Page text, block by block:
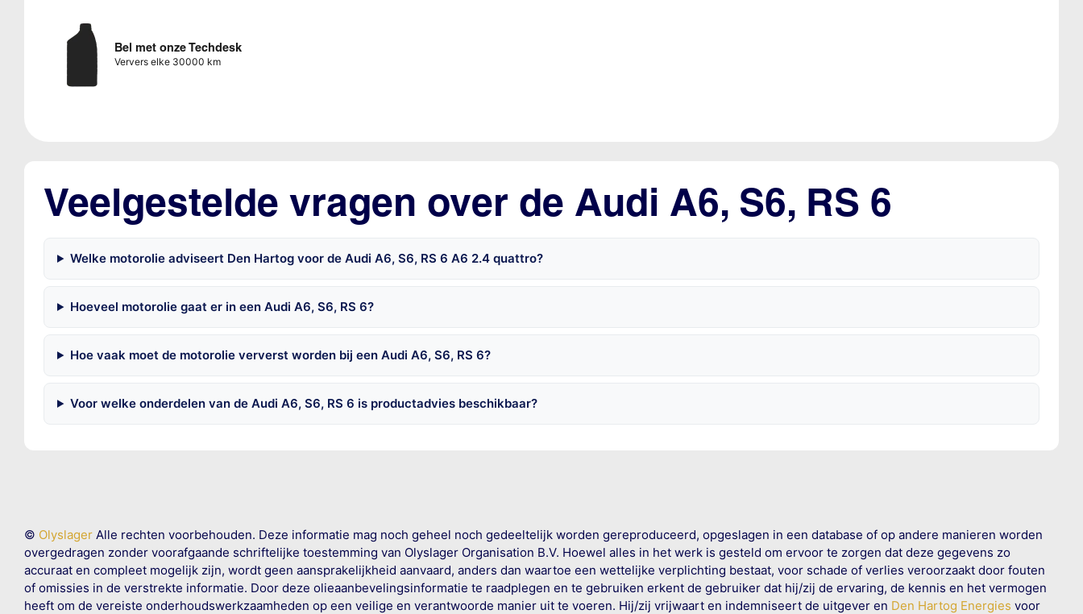
Bel met onze Techdesk
Ververs elke 30000 km
Veelgestelde vragen over de Audi A6, S6, RS 6
Welke motorolie adviseert Den Hartog voor de Audi A6, S6, RS 6 A6 2.4 quattro?
Hoeveel motorolie gaat er in een Audi A6, S6, RS 6?
Hoe vaak moet de motorolie ververst worden bij een Audi A6, S6, RS 6?
Voor welke onderdelen van de Audi A6, S6, RS 6 is productadvies beschikbaar?
© OlyslagerAlle rechten voorbehouden. Deze informatie mag noch geheel noch gedeeltelijk worden gereproduceerd, opgeslagen in een database of op andere manieren worden
overgedragen zonder voorafgaande schriftelijke toestemming van Olyslager Organisation B.V. Hoewel alles in het werk is gesteld om ervoor te zorgen dat deze gegevens zo
accuraat en compleet mogelijk zijn, wordt geen aansprakelijkheid aanvaard, anders dan waartoe een wettelijke verplichting bestaat, voor schade of verlies veroorzaakt door fouten
of omissies in de verstrekte informatie. Door deze olieaanbevelingsinformatie te raadplegen en te gebruiken erkent de gebruiker dat hij/zij de ervaring, de kennis en het vermogen
heeft om de vereiste onderhoudswerkzaamheden op een veilige en verantwoorde manier uit te voeren. Hij/zij vrijwaart en indemniseert de uitgever en Den Hartog Energies voor